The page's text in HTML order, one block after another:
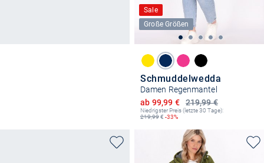
Sale
Große Größen
Schmuddelwedda
Damen Regenmantel
219,99 €
Ermäßigter Preis
ab 99,99 €
Niedrigster Preis (letzte 30 Tage):
219,99€ -33%